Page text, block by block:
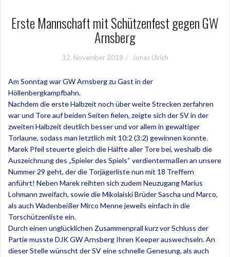
Erste Mannschaft mit Schützenfest gegen GW
Arnsberg
12. November 2018 Jonas Ulrich
Am Sonntag war GW Arnsberg zu Gast in der
Höllenbergkampfbahn.
Nachdem die erste Halbzeit noch über weite Strecken zerfahren
war und Tore auf beiden Seiten fielen, zeigte sich der SV in der
zweiten Halbzeit deutlich besser und vor allem in gewaltiger
Torlaune, sodass man letztlich mit 10:2 (3:2) gewinnen konnte.
Marek Pfeil steuerte gleich die Hälfte aller Tore bei, weshalb die
Auszeichnung des „Spieler des Spiels“ verdientermaßen an unsere
Nummer 29 geht, der die Torjägerliste nun mit 18 Treffern
anführt! Neben Marek reihten sich zudem Neuzugang Marius
Lohmann zweifach, sowie die Mikolaiski Brüder Sascha und Marco,
als auch Wadenbeißer Mirco Menne jeweils einfach in die
Torschützenliste ein.
Durch einen unglücklichen Zusammenprall kurz vor Schluss der
Partie musste DJK GW Arnsberg Ihren Keeper auswechseln. An
dieser Stelle wünscht der SV eine schnelle Genesung, als auch